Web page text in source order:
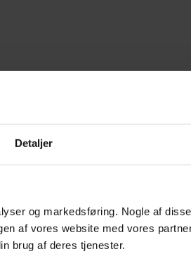
Detaljer
og markedsføring. Nogle af
af vores website med vores
brug af deres tjenester.